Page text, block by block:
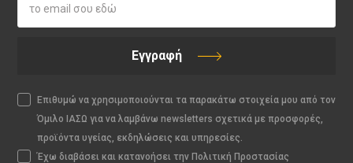
Εγγραφή
Επιθυμώ να χρησιμοποιούνται τα παρακάτω στοιχεία μου από τον
Όμιλο ΙΑΣΩ για να λαμβάνω newsletters σχετικά με προσφορές,
προϊόντα υγείας, εκδηλώσεις και υπηρεσίες.
Έχω διαβάσει και κατανοήσει την Πολιτική Προστασίας